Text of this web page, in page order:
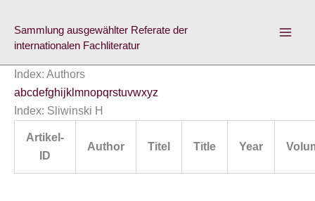
content
Sammlung ausgewählter Referate der
internationalen Fachliteratur
Index: Authors
abcdefghijk mnopqrstuvwxyz
Index: Sliwinski H
Artikel-
ID
Author Titel Title Year